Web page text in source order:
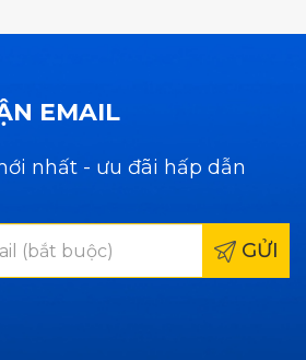
EMAIL
nhất - ưu đãi hấp dẫn
GỬI